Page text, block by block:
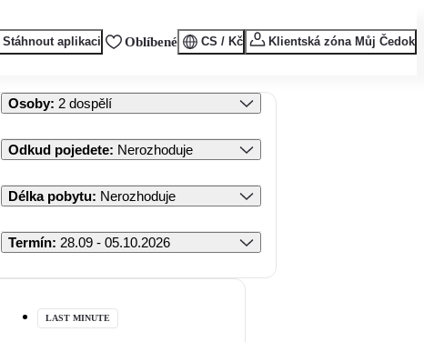
Stáhnout aplikaci Oblíbené CS / Kč Klientská zóna Můj Čedok
Osoby: 2 dospělí
Odkud pojedete: Nerozhoduje
Délka pobytu: Nerozhoduje
Termín: 28.09 - 05.10.2026
LAST MINUTE